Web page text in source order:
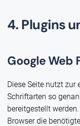
4. Plugins
Google Web
Diese Seite nutzt
Schriftarten so
bereitgestellt
Browser die